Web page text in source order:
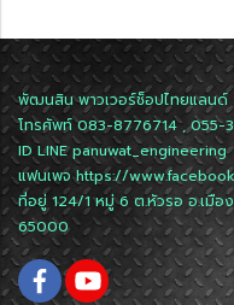
พัฒนสิน พาวเวอร์ช็อปไทยแลนด์
โทรศัพท์ 083-8776714 , 055-
ID LINEpanuwat_engineering
แฟนเพจhttps://
ที่อยู่ 124/1 หมู่ 6 ต.หัวรอ อ.เมื
65000